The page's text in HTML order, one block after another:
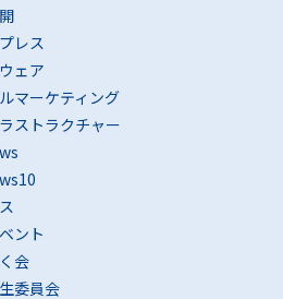
レス
ェア
マーケティング
ストラクチャー
ント
会
委員会